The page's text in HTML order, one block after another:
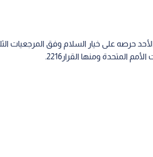
حرصه على خيار السلام وفق المرجعيات
المتحدة ومنها القرار2216.